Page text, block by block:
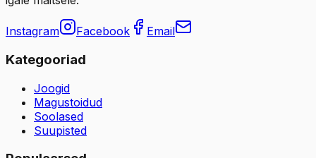
Instagram Facebook Email
Kategooriad
Joogid
Magustoidud
Soolased
Suupisted